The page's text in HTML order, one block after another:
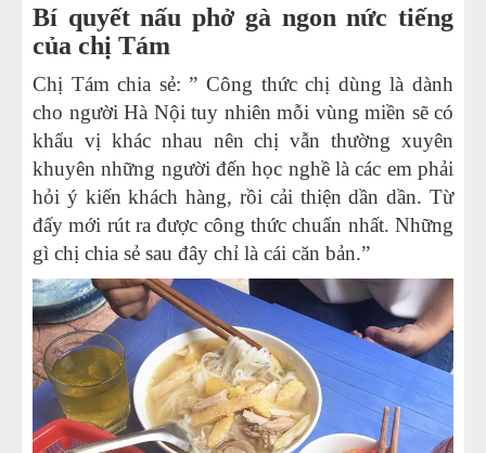
22-Giá nồi nấu phở đôi mẫu mới nhất
23 -Khám phá bí quyết nấu phở gà ngon quên sầu
của chị Tám
24-Nồi nấu phở 250 lít
25-
Mua nồi phở giá rẻ- Tưởng HỜI mà KHÔNG HỀ
HỜI!
26-Phở xào bò- bữa sáng thơm ngon cho cả gia đình.
27-Nồi điện nấu phở 80L
28-Nồi nấu phở dung tích lớn 200- 500L
29-Nồi nấu nước phở bằng điện
30-
Nồi nấu phở chung bệ
31-Nồi nấu phở 3 ngăn
32-Nồi nấu phở 250 lít
Bí quyết nấu phở gà ngon nức tiếng
của chị Tám
Chị Tám chia sẻ: ” Công thức chị dùng là dành
cho người Hà Nội tuy nhiên mỗi vùng miền sẽ có
khẩu vị khác nhau nên chị vẫn thường xuyên
khuyên những người đến học nghề là các em phải
hỏi ý kiến khách hàng, rồi cải thiện dần dần. Từ
đấy mới rút ra được công thức chuẩn nhất. Những
gì chị chia sẻ sau đây chỉ là cái căn bản.”